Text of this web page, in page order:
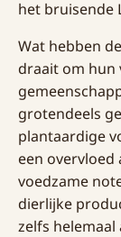
het bruisende
Wat hebben
draait om hun
grotendeels
plantaardige
een
voedzame
dierlijke
zelfs helemaal